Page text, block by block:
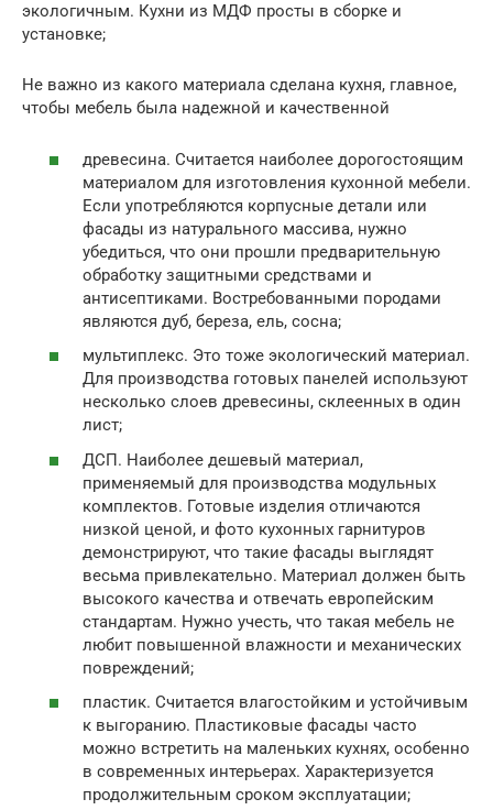
экологичным. Кухни из МДФ просты в сборке и
установке;
Не важно из какого материала сделана кухня, главное,
чтобы мебель была надежной и качественной
древесина. Считается наиболее дорогостоящим
материалом для изготовления кухонной мебели.
Если употребляются корпусные детали или
фасады из натурального массива, нужно
убедиться, что они прошли предварительную
обработку защитными средствами и
антисептиками. Востребованными породами
являются дуб, береза, ель, сосна;
мультиплекс. Это тоже экологический материал.
Для производства готовых панелей используют
несколько слоев древесины, склеенных в один
лист;
ДСП. Наиболее дешевый материал,
применяемый для производства модульных
комплектов. Готовые изделия отличаются
низкой ценой, и фото кухонных гарнитуров
демонстрируют, что такие фасады выглядят
весьма привлекательно. Материал должен быть
высокого качества и отвечать европейским
стандартам. Нужно учесть, что такая мебель не
любит повышенной влажности и механических
повреждений;
пластик. Считается влагостойким и устойчивым
к выгоранию. Пластиковые фасады часто
можно встретить на маленьких кухнях, особенно
в современных интерьерах. Характеризуется
продолжительным сроком эксплуатации;